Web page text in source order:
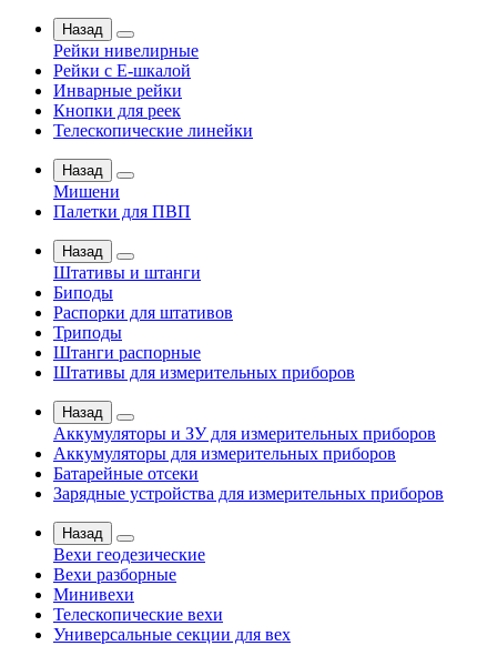
Назад
Рейки нивелирные
Рейки с Е-шкалой
Инварные рейки
Кнопки для реек
Телескопические линейки
Назад
Мишени
Палетки для ПВП
Назад
Штативы и штанги
Биподы
Распорки для штативов
Триподы
Штанги распорные
Штативы для измерительных приборов
Назад
Аккумуляторы и ЗУ для измерительных приборов
Аккумуляторы для измерительных приборов
Батарейные отсеки
Зарядные устройства для измерительных приборов
Назад
Вехи геодезические
Вехи разборные
Минивехи
Телескопические вехи
Универсальные секции для вех